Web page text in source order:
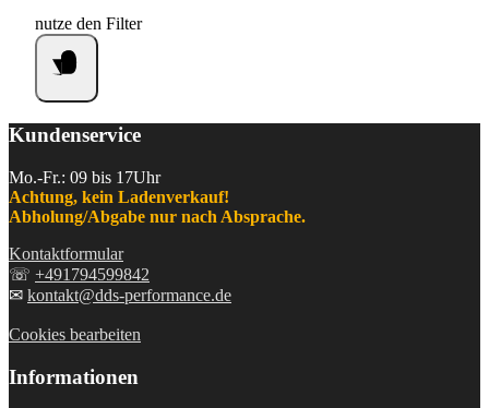
nutze den Filter
Kundenservice
Mo.-Fr.: 09 bis 17Uhr
Achtung, kein Ladenverkauf!
Abholung/Abgabe nur nach Absprache.
Kontaktformular
☏ +491794599842
✉ kontakt@dds-performance.de
Cookies bearbeiten
Informationen